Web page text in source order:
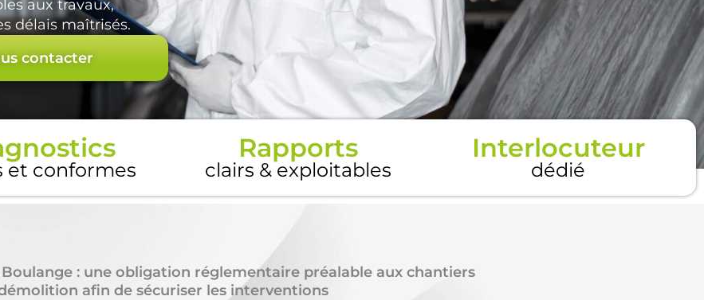
aux travaux,
délais maîtrisés.
contacter
et conformes
Rapports
clairs & exploitables
Interlocuteur
dédié
Boulange : une obligation réglementaire préalable aux chantiers
afin de sécuriser les interventions